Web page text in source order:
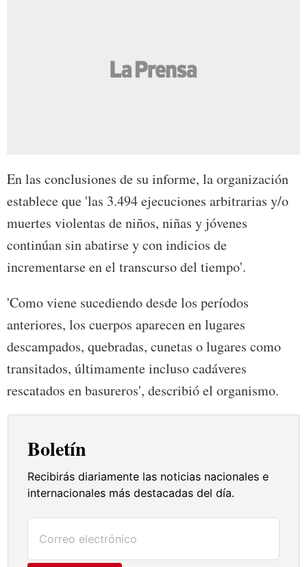
En las conclusiones de su informe, la organización
establece que 'las 3.494 ejecuciones arbitrarias y/o
muertes violentas de niños, niñas y jóvenes
continúan sin abatirse y con indicios de
incrementarse en el transcurso del tiempo'.
'Como viene sucediendo desde los períodos
anteriores, los cuerpos aparecen en lugares
descampados, quebradas, cunetas o lugares como
transitados, últimamente incluso cadáveres
rescatados en basureros', describió el organismo.
Boletín
Recibirás diariamente las noticias nacionales e
internacionales más destacadas del día.